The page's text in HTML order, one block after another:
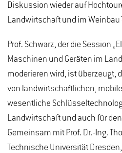
Diskussion wieder auf
Landwirtschaft und im
Prof. Schwarz, der die Session
Maschinen und Geräten im
moderieren wird, ist überzeugt,
von landwirtschaftlichen,
wesentliche
Landwirtschaft und auch für
Gemeinsam mit Prof. Dr.-Ing.
Technische Universität